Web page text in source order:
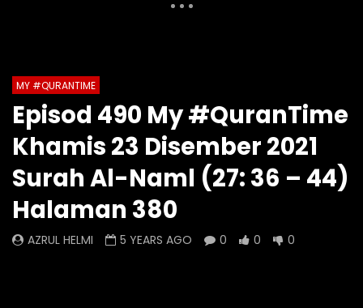
0 Comments
Episod 1333 My #QuranTime
2.0
AZRUL HELMI
7 HOURS AGO - LUD:3 DAYS AGO
0
0 0
Episod 1332 My
2.0
AZRUL HELMI
1 DAY AGO - LUD:
MY #QURANTIME
Episod 490 My #QuranTime
Khamis 23 Disember 2021
Surah Al-Naml (27: 36 – 44)
Halaman 380
AZRUL HELMI 5 YEARS AGO 0 0 0